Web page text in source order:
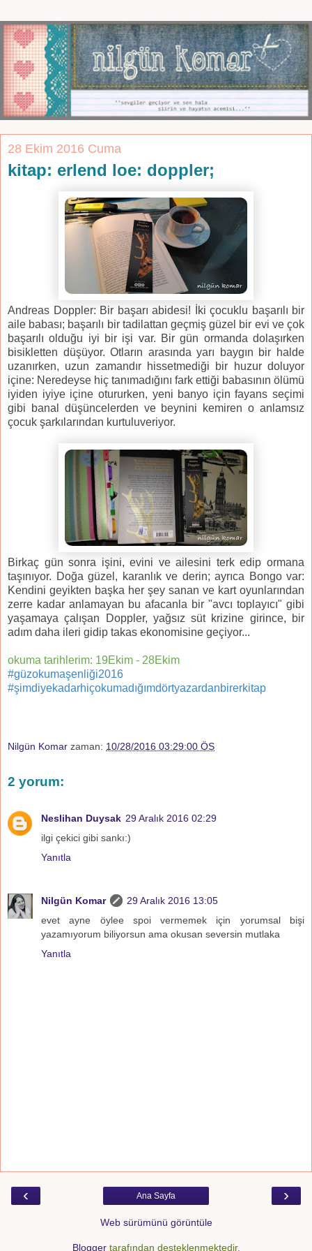
28 Ekim 2016 Cuma
kitap: erlend loe: doppler;
Andreas Doppler: Bir başarı abidesi! İki çocuklu başarılı bir
aile babası; başarılı bir tadilattan geçmiş güzel bir evi ve çok
başarılı olduğu iyi bir işi var. Bir gün ormanda dolaşırken
bisikletten düşüyor. Otların arasında yarı baygın bir halde
uzanırken, uzun zamandır hissetmediği bir huzur doluyor
içine: Neredeyse hiç tanımadığını fark ettiği babasının ölümü
iyiden iyiye içine otururken, yeni banyo için fayans seçimi
gibi banal düşüncelerden ve beynini kemiren o anlamsız
çocuk şarkılarından kurtuluveriyor.
Birkaç gün sonra işini, evini ve ailesini terk edip ormana
taşınıyor. Doğa güzel, karanlık ve derin; ayrıca Bongo var:
Kendini geyikten başka her şey sanan ve kart oyunlarından
zerre kadar anlamayan bu afacanla bir "avcı toplayıcı" gibi
yaşamaya çalışan Doppler, yağsız süt krizine girince, bir
adım daha ileri gidip takas ekonomisine geçiyor...
okuma tarihlerim: 19Ekim - 28Ekim
#güzokumaşenliği2016
#şimdiyekadarhiçokumadığımdörtyazardanbirerkitap
Nilgün Komar zaman: 10/28/2016 03:29:00 ÖS
2 yorum:
Neslihan Duysak 29 Aralık 2016 02:29
ilgi çekici gibi sankı:)
Yanıtla
Nilgün Komar
29 Aralık 2016 13:05
evet ayne öylee spoi vermemek için yorumsal bişi
yazamıyorum biliyorsun ama okusan seversin mutlaka
Yanıtla
‹ ›
Ana Sayfa
Web sürümünü görüntüle
Bloggertarafından desteklenmektedir.